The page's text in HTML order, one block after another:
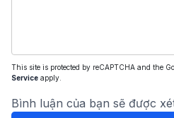
This site is protected by reCAPTCHA and the
Service apply.
Bình luận của bạn sẽ được